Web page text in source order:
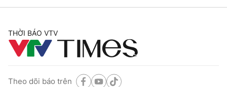
THỜI BÁO VTV
Theo dõi báo trên